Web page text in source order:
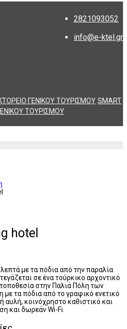
2821093052
info@e-ktel.gr
SMART
ΤΟΥΡΙΣΜΟΥ
hotel
με τα πόδια από την παραλία.
σε ένα τούρκικο αρχοντικό
στην Παλιά Πόλη των
τα πόδια από το γραφικό ενετικό
αυλή, κοινόχρηστο καθιστικό και
και δωρεάν Wi-Fi.